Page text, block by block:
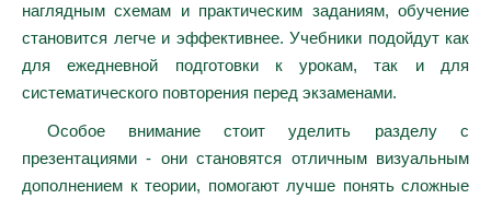
наглядным схемам и практическим заданиям, обучение
становится легче и эффективнее. Учебники подойдут как
для ежедневной подготовки к урокам, так и для
систематического повторения перед экзаменами.
Особое внимание стоит уделить разделу с
презентациями - они становятся отличным визуальным
дополнением к теории, помогают лучше понять сложные